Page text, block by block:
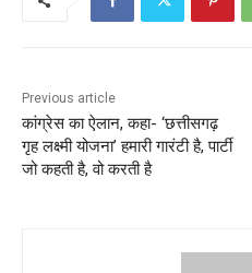
Previous article
कांग्रेस का ऐलान, कहा- ‘छत्तीसगढ़
गृह लक्ष्मी योजना’ हमारी गारंटी है, पार्टी
जो कहती है, वो करती है